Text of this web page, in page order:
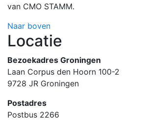
van CMO STAMM.
Naar boven
Locatie
Bezoekadres Groningen
Laan Corpus den Hoorn 100-2
9728 JR Groningen
Postadres
Postbus 2266